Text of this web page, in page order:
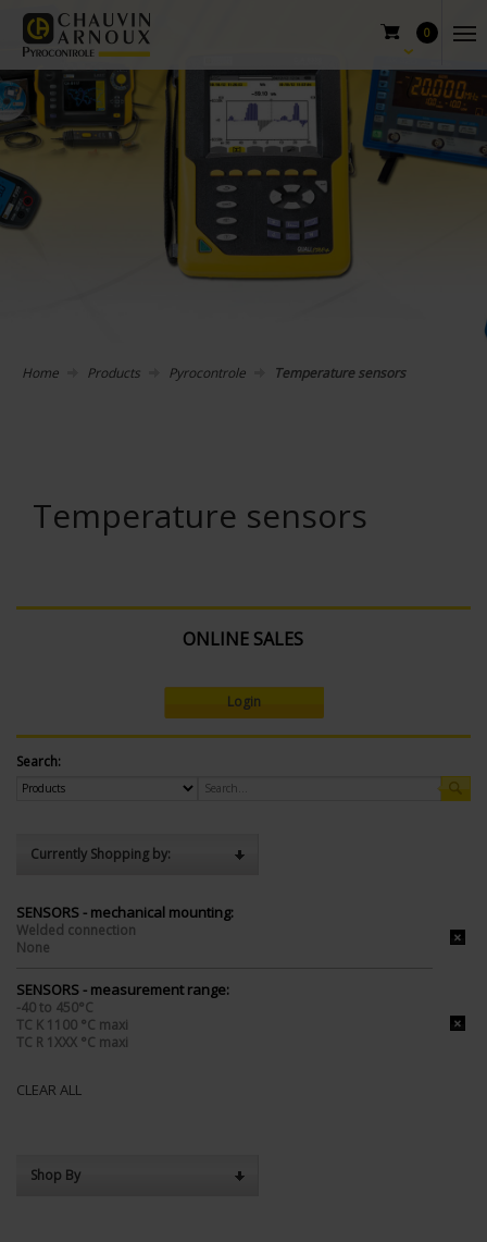
0
Home Products Pyrocontrole Temperature sensors
Temperature sensors
ONLINE SALES
Login
Search:
Currently Shopping by:
SENSORS - mechanical mounting:
Welded connection
None
SENSORS - measurement range:
-40 to 450°C
TC K 1100 °C maxi
TC R 1XXX °C maxi
CLEAR ALL
Shop By